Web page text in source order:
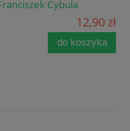
Cybula
12,90 zł
do koszyka